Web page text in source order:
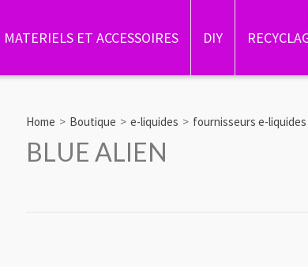
MATERIELS ET ACCESSOIRES DIY
Home > Boutique > e-liquides > fournisseurs e-liquides
BLUE ALIEN